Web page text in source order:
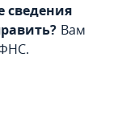
сведения
Вам